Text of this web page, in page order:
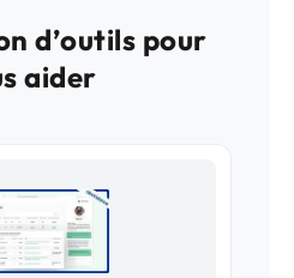
d’outils pour
aider